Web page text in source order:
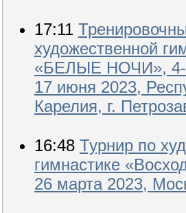
17:11
художественной
«БЕЛЫЕ НОЧИ», 4-
17 июня 2023,
Карелия, г.
16:48 Турнир по
гимнастике
26 марта 2023,